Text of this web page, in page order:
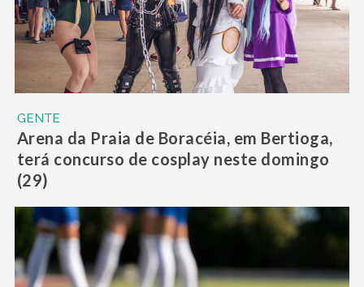
GENTE
Arena da Praia de Boracéia, em Bertioga,
terá concurso de cosplay neste domingo
(29)